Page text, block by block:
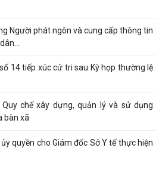
Người phát ngôn và cung cấp thông tin
14 tiếp xúc cử tri sau Kỳ họp thường lệ
chế xây dựng, quản lý và sử dụng
bàn xã
quyền cho Giám đốc Sở Y tế thực hiện